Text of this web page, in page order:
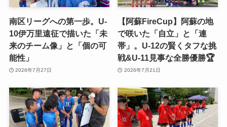
南区リーグへの第一歩。U-
10伊万里遠征で描いた「未
来のチーム像」と「個の可
能性」
2026年7月27日
【阿蘇FireCup】阿蘇の地
で咲いた「自立」と「連
帯」。U-12の賢くタフな挑
戦&U-11見事な全勝優勝🏆
2026年7月21日